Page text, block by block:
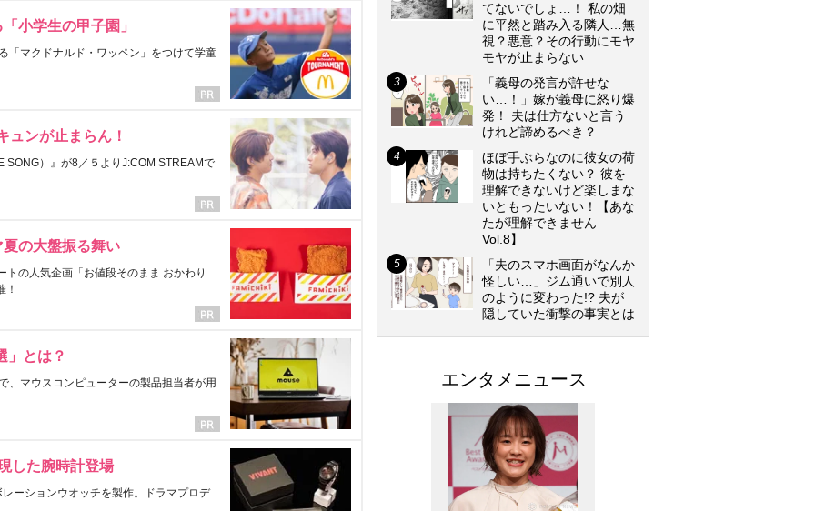
小学生の甲子園」
「マクドナルド・ワッペン」をつけて学童
ュンが止まらん！
SONG）』が8／５よりJ:COM STREAMで
の大盤振る舞い
の人気企画「お値段そのまま おかわり
！
」とは？
、マウスコンピューターの製品担当者が用
した腕時計登場
ーションウオッチを製作。ドラマプロデ
てないでしょ…！ 私の畑
に平然と踏み入る隣人…無
視？悪意？その行動にモヤ
モヤが止まらない
「義母の発言が許せな
い…！」嫁が義母に怒り爆
発！ 夫は仕方ないと言う
けれど諦めるべき？
ほぼ手ぶらなのに彼女の荷
物は持ちたくない？ 彼を
理解できないけど楽しまな
いともったいない！【あな
たが理解できません
Vol.8】
「夫のスマホ画面がなんか
怪しい…」ジム通いで別人
のように変わった!? 夫が
隠していた衝撃の事実とは
エンタメニュース